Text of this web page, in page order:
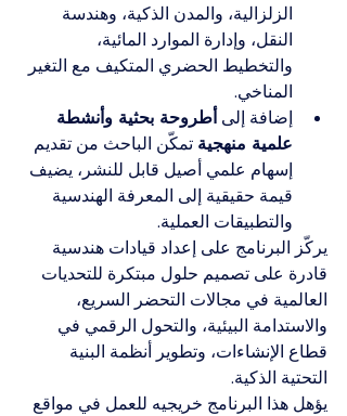
الزلزالية، والمدن الذكية، وهندسة
النقل، وإدارة الموارد المائية،
والتخطيط الحضري المتكيف مع التغير
المناخي.
إضافة إلى أطروحة بحثية وأنشطة
علمية منهجية تمكّن الباحث من تقديم
إسهام علمي أصيل قابل للنشر، يضيف
قيمة حقيقية إلى المعرفة الهندسية
والتطبيقات العملية.
يركّز البرنامج على إعداد قيادات هندسية
قادرة على تصميم حلول مبتكرة للتحديات
العالمية في مجالات التحضر السريع،
والاستدامة البيئية، والتحول الرقمي في
قطاع الإنشاءات، وتطوير أنظمة البنية
التحتية الذكية.
يؤهل هذا البرنامج خريجيه للعمل في مواقع